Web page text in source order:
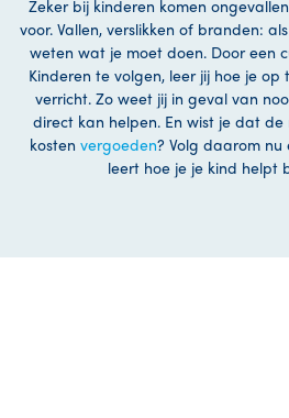
Zeker bij kinderen komen
voor. Vallen, verslikken of branden:
weten wat je moet doen. Door een
Kinderen te volgen, leer jij hoe je
verricht. Zo weet jij in geval van
direct kan helpen. En wist je dat
kosten vergoeden? Volg daarom nu
leert hoe je je kind helpt